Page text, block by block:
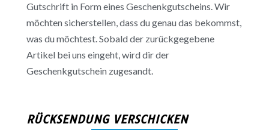
Gutschrift in Form eines Geschenkgutscheins. Wir
möchten sicherstellen, dass du genau das bekommst,
was du möchtest. Sobald der zurückgegebene
Artikel bei uns eingeht, wird dir der
Geschenkgutschein zugesandt.
RÜCKSENDUNG VERSCHICKEN